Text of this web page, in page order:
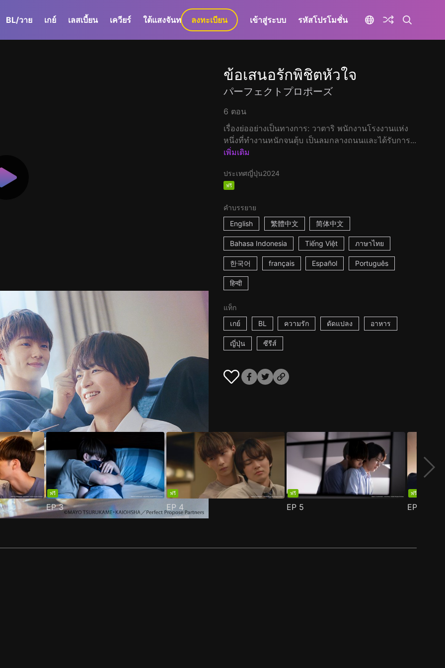
BL/วาย เกย์ เลสเบี้ยน เควียร์ ใต้แสงจันทร์ GaLa+
ลงทะเบียน เข้าสู่ระบบ รหัสโปรโมชั่น
ข้อเสนอรักพิชิตหัวใจ
パーフェクトプロポーズ
6 ตอน
เรื่องย่ออย่างเป็นทางการ: วาตาริ พนักงานโรงงานแห่ง
หนึ่งที่ทำงานหนักจนตุ้บ เป็นลมกลางถนนและได้รับการ...
เพิ่มเติม
ประเทศญี่ปุ่น2024
ฟรี
คำบรรยาย
English
繁體中文 简体中文
Bahasa Indonesia Tiếng Việt ภาษาไทย
한국어 français Español Português
हिन्दी
แท็ก
เกย์
BL ความรัก ดัดแปลง อาหาร
ญี่ปุ่น ซีรีส์
ฟรี
EP3
ฟรี
EP 4
ฟรี
EP 5
ฟรี
EP